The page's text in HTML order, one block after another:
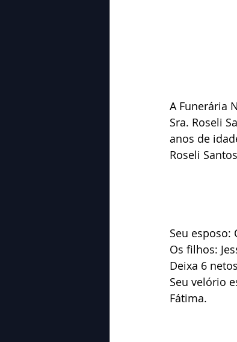
A Funerária
Sra. Roseli
anos de
Roseli
Seu esposo:
Os filhos:
Deixa 6
Seu velório
Fátima.